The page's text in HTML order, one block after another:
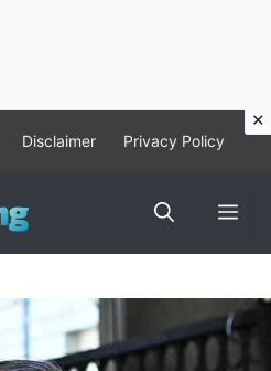
Disclaimer Privacy Policy